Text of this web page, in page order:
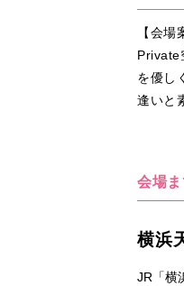
【会
を優し
逢いと
会場
横浜
JR「横